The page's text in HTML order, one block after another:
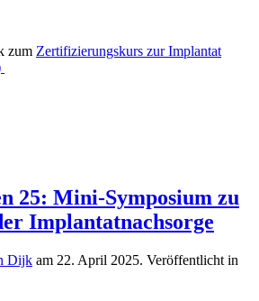
zum Zertifizierungskurs zur Implantat
25: Mini-Symposium zu
Implantatnachsorge
Dijk am 22. April 2025. Veröffentlicht in